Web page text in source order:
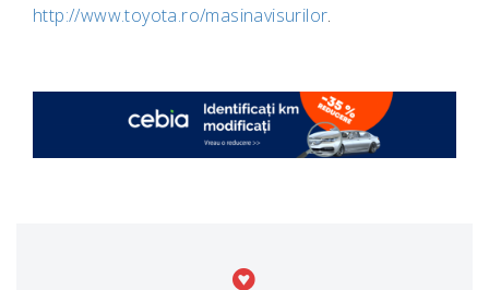
http://www.toyota.ro/masinavisurilor.